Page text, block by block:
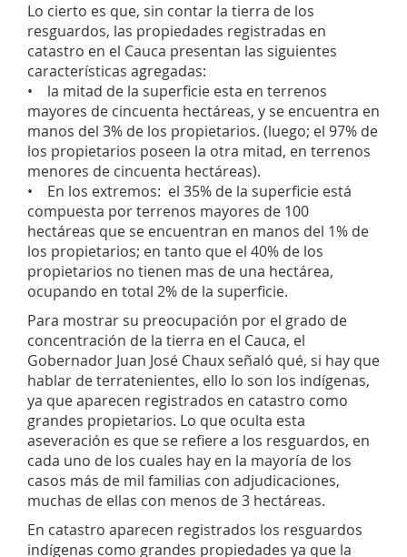
Lo cierto es que, sin contar la tierra de los
resguardos, las propiedades registradas en
catastro en el Cauca presentan las siguientes
características agregadas:
• la mitad de la superficie esta en terrenos
mayores de cincuenta hectáreas, y se encuentra en
manos del 3% de los propietarios. (luego; el 97% de
los propietarios poseen la otra mitad, en terrenos
menores de cincuenta hectáreas).
• En los extremos: el 35% de la superficie está
compuesta por terrenos mayores de 100
hectáreas que se encuentran en manos del 1% de
los propietarios; en tanto que el 40% de los
propietarios no tienen mas de una hectárea,
ocupando en total 2% de la superficie.
Para mostrar su preocupación por el grado de
concentración de la tierra en el Cauca, el
Gobernador Juan José Chaux señaló qué, si hay que
hablar de terratenientes, ello lo son los indígenas,
ya que aparecen registrados en catastro como
grandes propietarios. Lo que oculta esta
aseveración es que se refiere a los resguardos, en
cada uno de los cuales hay en la mayoría de los
casos más de mil familias con adjudicaciones,
muchas de ellas con menos de 3 hectáreas.
En catastro aparecen registrados los resguardos
indígenas como grandes propiedades ya que la